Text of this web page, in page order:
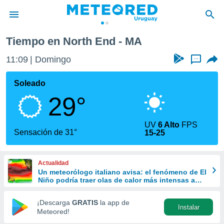
de
ha
calidad.
a este
las
y
forma
digital
basada
Tiempo en North End - MA
11:09 Domingo ...
Soleado
29°
Sensación de 31°
UV6 Alto FPS
15-25
Actualidad
Un meteorólogo italiano avisa: el fenómeno de El
Niño podría traer olas de calor más intensas a
¡Descarga GRATIS la app de
Meteored!
Instalar